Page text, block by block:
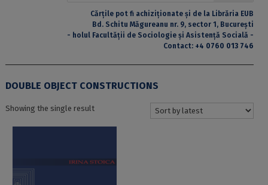
Cărțile pot fi achiziționate și de la Librăria EUB
Bd. Schitu Măgureanu nr. 9, sector 1, București
- holul Facultății de Sociologie și Asistență Socială -
Contact: +4 0760 013 746
DOUBLE OBJECT CONSTRUCTIONS
Showing the single result